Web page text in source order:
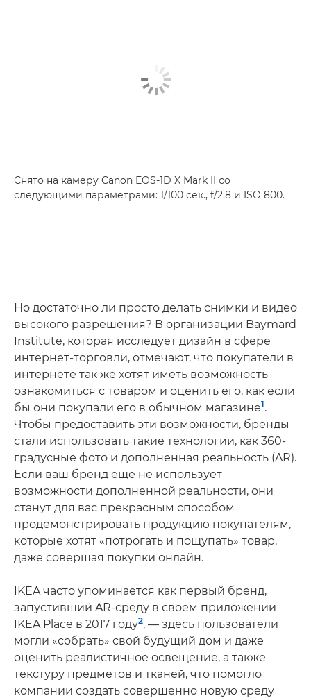
Снято на камеру Canon EOS-1D X Mark II со
следующими параметрами: 1/100 сек., f/2.8 и ISO 800.
Но достаточно ли просто делать снимки и видео
высокого разрешения? В организации Baymard
Institute, которая исследует дизайн в сфере
интернет-торговли, отмечают, что покупатели в
интернете так же хотят иметь возможность
ознакомиться с товаром и оценить его, как если
бы они покупали его в обычном магазине1.
Чтобы предоставить эти возможности, бренды
стали использовать такие технологии, как 360-
градусные фото и дополненная реальность (AR).
Если ваш бренд еще не использует
возможности дополненной реальности, они
станут для вас прекрасным способом
продемонстрировать продукцию покупателям,
которые хотят «потрогать и пощупать» товар,
даже совершая покупки онлайн.
IKEA часто упоминается как первый бренд,
запустивший AR-среду в своем приложении
IKEA Place в 2017 году2, — здесь пользователи
могли «собрать» свой будущий дом и даже
оценить реалистичное освещение, а также
текстуру предметов и тканей, что помогло
компании создать совершенно новую среду